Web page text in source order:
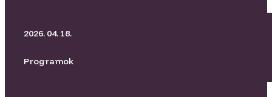
BORító Kertmozi I Üvegtigris
2026. 04. 18.
Programok